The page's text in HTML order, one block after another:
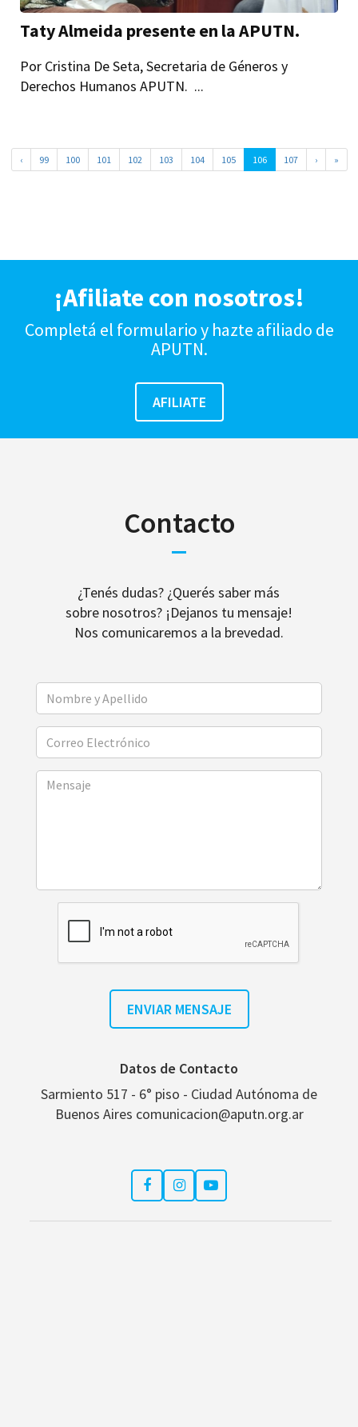
Taty Almeida presente en la APUTN.
Por Cristina De Seta, Secretaria de Géneros y
Derechos Humanos APUTN. ...
‹ 99 100 101 102 103 104 105 106 107 › »
¡Afiliate con nosotros!
Completá el formulario y hazte afiliado de
APUTN.
Contacto
¿Tenés dudas? ¿Querés saber más
sobre nosotros? ¡Dejanos tu mensaje!
Nos comunicaremos a la brevedad.
Datos de Contacto
Sarmiento 517 - 6° piso - Ciudad Autónoma de
Buenos Aires comunicacion@aputn.org.ar